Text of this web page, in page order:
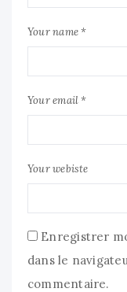
Your name *
Your email *
Your webiste
Enregistrer
dans le
commentaire.